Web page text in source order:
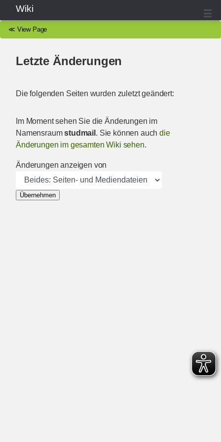
Wiki
≪ View Page
Letzte Änderungen
Die folgenden Seiten wurden zuletzt geändert:
Im Moment sehen Sie die Änderungen im
Namensraumstudmail . Sie können auchdie
Änderungen im gesamten Wiki sehen.
Änderungen anzeigen von
Übernehmen